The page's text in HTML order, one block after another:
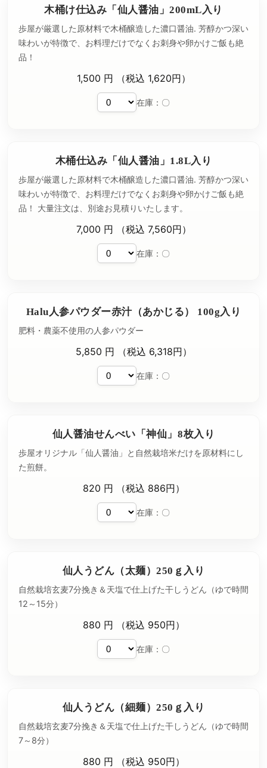
木桶け仕込み「仙人醤油」200mL入り
歩屋が厳選した原材料で木桶醸造した濃口醤油. 芳醇かつ深い
味わいが特徴で、お料理だけでなくお刺身や卵かけご飯も絶
品！
1,500 円 （税込 1,620円）
在庫：〇
木桶仕込み「仙人醤油」1.8L入り
歩屋が厳選した原材料で木桶醸造した濃口醤油. 芳醇かつ深い
味わいが特徴で、お料理だけでなくお刺身や卵かけご飯も絶
品！ 大量注文は、別途お見積りいたします。
7,000 円 （税込 7,560円）
在庫：〇
Halu人参パウダー赤汁（あかじる） 100g入り
肥料・農薬不使用の人参パウダー
5,850 円 （税込 6,318円）
在庫：〇
仙人醤油せんべい「神仙」8枚入り
歩屋オリジナル「仙人醤油」と自然栽培米だけを原材料にし
た煎餅。
820 円 （税込 886円）
在庫：〇
仙人うどん（太麺）250ｇ入り
自然栽培玄麦7分挽き＆天塩で仕上げた干しうどん（ゆで時間
12～15分）
880 円 （税込 950円）
在庫：〇
仙人うどん（細麺）250ｇ入り
自然栽培玄麦7分挽き＆天塩で仕上げた干しうどん（ゆで時間
7～8分）
880 円 （税込 950円）